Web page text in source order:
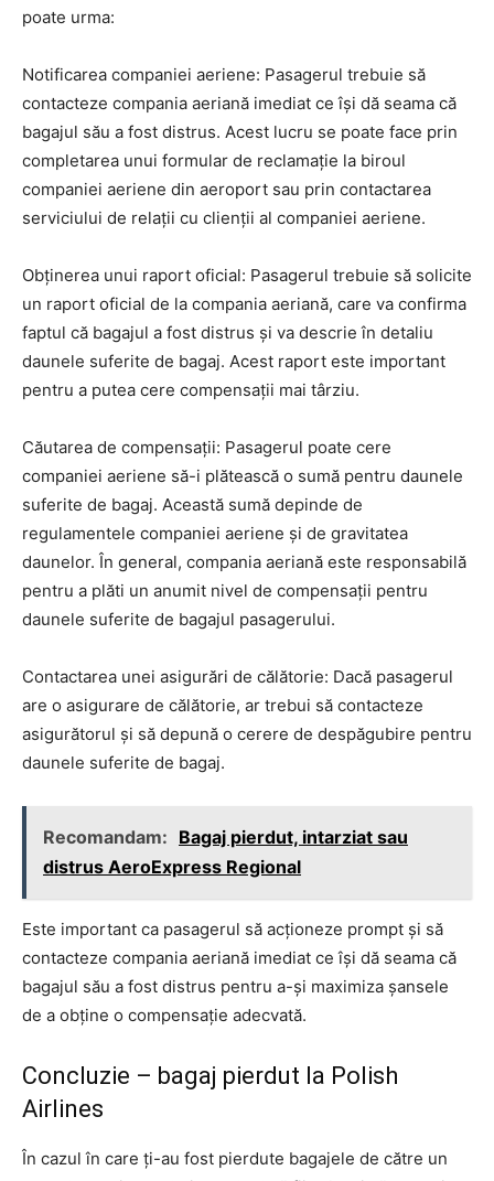
poate urma:
Notificarea companiei aeriene: Pasagerul trebuie să
contacteze compania aeriană imediat ce își dă seama că
bagajul său a fost distrus. Acest lucru se poate face prin
completarea unui formular de reclamație la biroul
companiei aeriene din aeroport sau prin contactarea
serviciului de relații cu clienții al companiei aeriene.
Obținerea unui raport oficial: Pasagerul trebuie să solicite
un raport oficial de la compania aeriană, care va confirma
faptul că bagajul a fost distrus și va descrie în detaliu
daunele suferite de bagaj. Acest raport este important
pentru a putea cere compensații mai târziu.
Căutarea de compensații: Pasagerul poate cere
companiei aeriene să-i plătească o sumă pentru daunele
suferite de bagaj. Această sumă depinde de
regulamentele companiei aeriene și de gravitatea
daunelor. În general, compania aeriană este responsabilă
pentru a plăti un anumit nivel de compensații pentru
daunele suferite de bagajul pasagerului.
Contactarea unei asigurări de călătorie: Dacă pasagerul
are o asigurare de călătorie, ar trebui să contacteze
asigurătorul și să depună o cerere de despăgubire pentru
daunele suferite de bagaj.
Recomandam: Bagaj pierdut, intarziat sau
distrus AeroExpress Regional
Este important ca pasagerul să acționeze prompt și să
contacteze compania aeriană imediat ce își dă seama că
bagajul său a fost distrus pentru a-și maximiza șansele
de a obține o compensație adecvată.
Concluzie – bagaj pierdut la Polish
Airlines
În cazul în care ți-au fost pierdute bagajele de către un